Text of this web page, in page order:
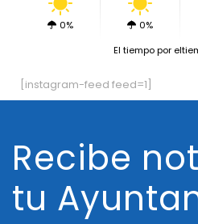
0% 0%
El tiempopor
[instagram-feed feed=1]
Recibe
tu